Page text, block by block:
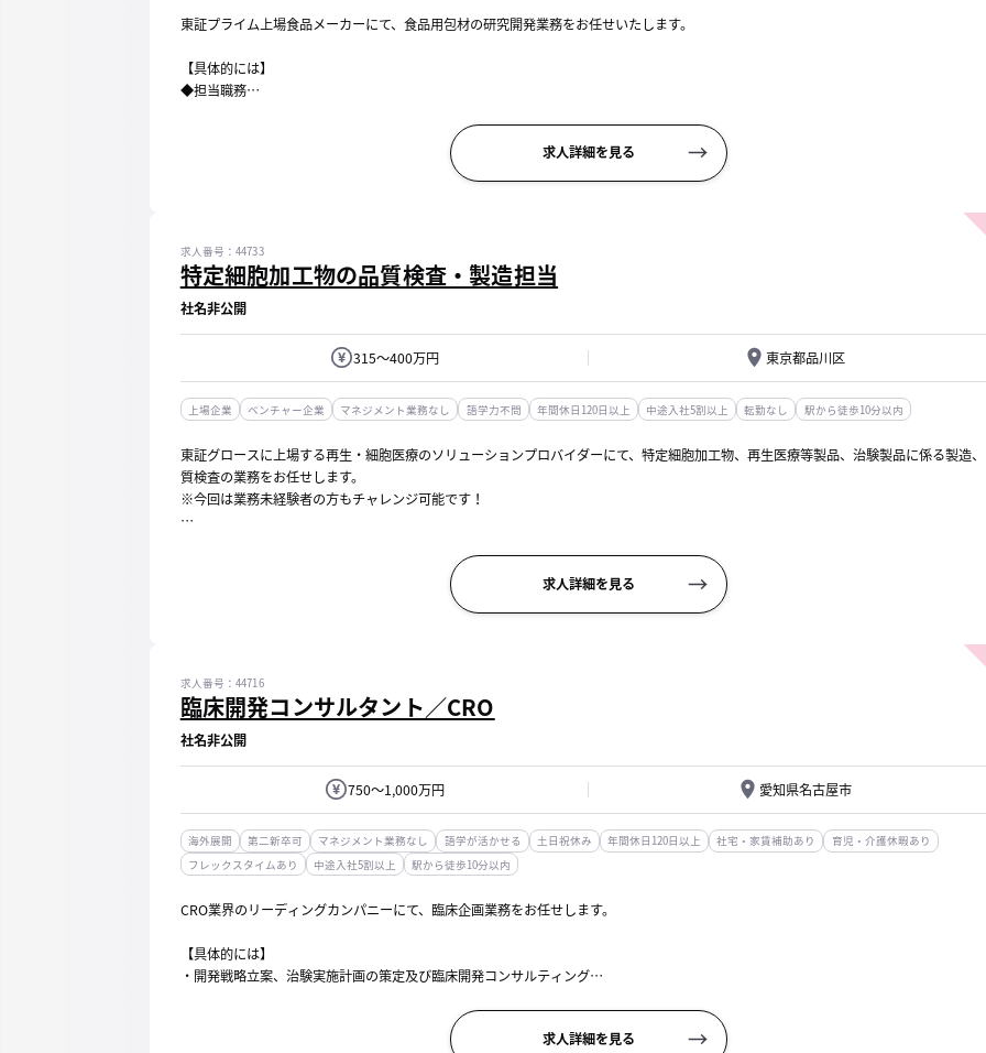
東証プライム上場食品メーカーにて、食品用包材の研究開発業務をお任せいたします。
【具体的には】
◆担当職務
・サスティナビリティ課題（環境対応・資源循環）に関する研究開発及び製品開発
・国内外の法規制等の各種情報の収集及び解析
求人詳細を見る
特定細胞加工物の品質検査・製造担当
求人番号：44733
社名非公開
東京都品川区
315～400万円
上場企業 ベンチャー企業 マネジメント業務なし 語学力不問 年間休日120日以上 中途入社5割以上 転勤なし 駅から徒歩10分以内
東証グロースに上場する再生・細胞医療のソリューションプロバイダーにて、特定細胞加工物、再生医療等製品、治験製品に係る製造
質検査の業務をお任せします。
※今回は業務未経験者の方もチャレンジ可能です！
■特定細胞加工物、再生医療等製品、治験製品等の製造、品質検査業務
求人詳細を見る
臨床開発コンサルタント／CRO
求人番号：44716
社名非公開
愛知県名古屋市
750～1,000万円
海外展開 第二新卒可 マネジメント業務なし 語学が活かせる 土日祝休み 年間休日120日以上 社宅・家賃補助あり
育児・介護休暇あり
フレックスタイムあり
中途入社5割以上 駅から徒歩10分以内
CRO業界のリーディングカンパニーにて、臨床企画業務をお任せします。
【具体的には】
・開発戦略立案、治験実施計画の策定及び臨床開発コンサルティング
求人詳細を見る